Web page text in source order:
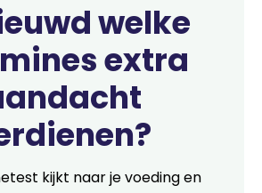
welke
extra
kijkt naar je voeding en